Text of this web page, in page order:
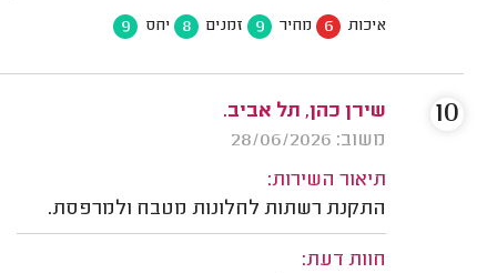
איכות 6 מחיר 9 זמנים 8 יחס 9
שירן כהן, תל אביב.
משוב: 28/06/2026
תיאור השירות:
התקנת רשתות לחלונות מטבח ולמרפסת.
חוות דעת:
10